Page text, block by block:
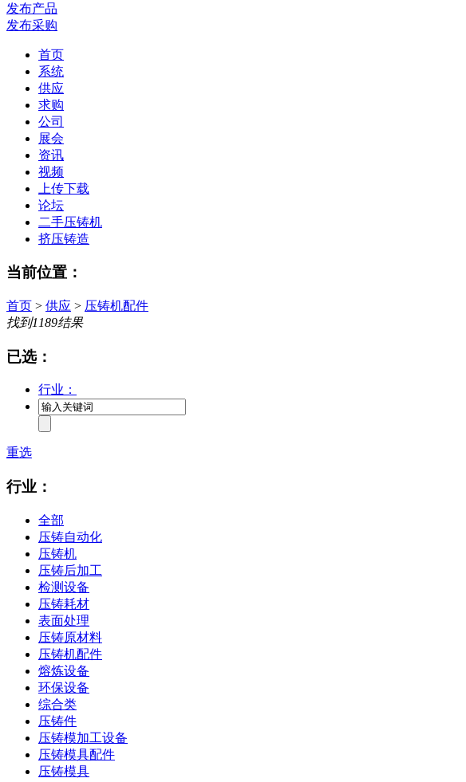
发布产品
发布采购
首页
系统
供应
求购
公司
展会
资讯
视频
上传下载
论坛
二手压铸机
挤压铸造
当前位置：
首页 > 供应 > 压铸机配件
找到1189结果
已选：
行业：
重选
行业：
全部
压铸自动化
压铸机
压铸后加工
检测设备
压铸耗材
表面处理
压铸原材料
压铸机配件
熔炼设备
环保设备
综合类
压铸件
压铸模加工设备
压铸模具配件
压铸模具